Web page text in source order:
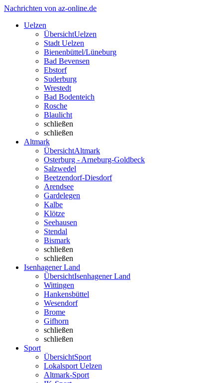
Nachrichten von az-online.de
Uelzen
ÜbersichtUelzen
Stadt Uelzen
Bienenbüttel/Lüneburg
Bad Bevensen
Ebstorf
Suderburg
Wrestedt
Bad Bodenteich
Rosche
Blaulicht
schließen
schließen
Altmark
ÜbersichtAltmark
Osterburg - Arneburg-Goldbeck
Salzwedel
Beetzendorf-Diesdorf
Arendsee
Gardelegen
Kalbe
Klötze
Seehausen
Stendal
Bismark
schließen
schließen
Isenhagener Land
ÜbersichtIsenhagener Land
Wittingen
Hankensbüttel
Wesendorf
Brome
Gifhorn
schließen
schließen
Sport
ÜbersichtSport
Lokalsport Uelzen
Altmark-Sport